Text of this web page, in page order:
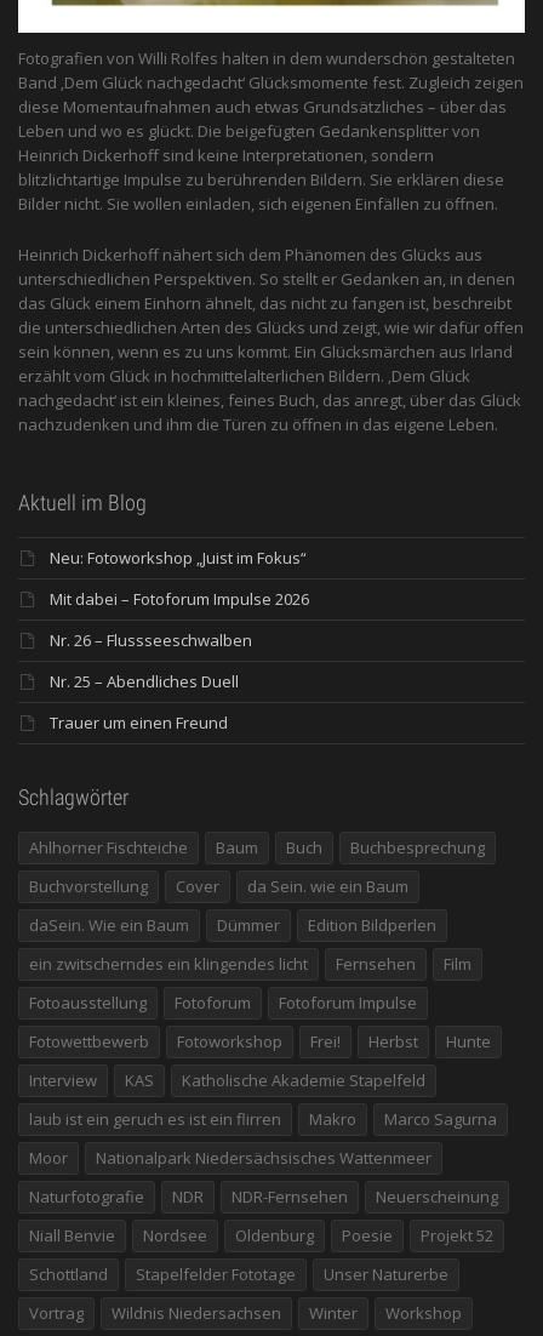
Fotografien von Willi Rolfes halten in dem wunderschön gestalteten
Band ‚Dem Glück nachgedacht‘ Glücksmomente fest. Zugleich zeigen
diese Momentaufnahmen auch etwas Grundsätzliches – über das
Leben und wo es glückt. Die beigefügten Gedankensplitter von
Heinrich Dickerhoff sind keine Interpretationen, sondern
blitzlichtartige Impulse zu berührenden Bildern. Sie erklären diese
Bilder nicht. Sie wollen einladen, sich eigenen Einfällen zu öffnen.
Heinrich Dickerhoff nähert sich dem Phänomen des Glücks aus
unterschiedlichen Perspektiven. So stellt er Gedanken an, in denen
das Glück einem Einhorn ähnelt, das nicht zu fangen ist, beschreibt
die unterschiedlichen Arten des Glücks und zeigt, wie wir dafür offen
sein können, wenn es zu uns kommt. Ein Glücksmärchen aus Irland
erzählt vom Glück in hochmittelalterlichen Bildern. ‚Dem Glück
nachgedacht‘ ist ein kleines, feines Buch, das anregt, über das Glück
nachzudenken und ihm die Türen zu öffnen in das eigene Leben.
Aktuell im Blog
Neu: Fotoworkshop „Juist im Fokus“
Mit dabei – Fotoforum Impulse 2026
Nr. 26 – Flussseeschwalben
Nr. 25 – Abendliches Duell
Trauer um einen Freund
Schlagwörter
Ahlhorner Fischteiche Baum Buch
Buchbesprechung
Buchvorstellung
Cover
da Sein. wie ein Baum
daSein. Wie ein Baum
Dümmer
Edition Bildperlen
ein zwitscherndes ein klingendes licht
Fernsehen
Film
Fotoausstellung
Fotoforum
Fotoforum Impulse
Fotowettbewerb
Fotoworkshop Frei! Herbst
Hunte
Interview
KAS
Katholische Akademie Stapelfeld
laub ist ein geruch es ist ein flirren
Makro
Marco Sagurna
Moor
Nationalpark Niedersächsisches Wattenmeer
Naturfotografie
NDR NDR-Fernsehen
Neuerscheinung
Niall Benvie
Nordsee Oldenburg Poesie
Projekt 52
Schottland
Stapelfelder Fototage
Unser Naturerbe
Vortrag
Wildnis Niedersachsen Winter Workshop